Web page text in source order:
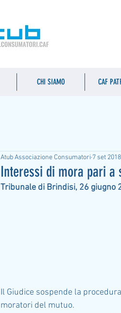
CHI SIAMO CAF
Interessi di mora pari a
Atub Associazione Consumatori 7 set 2018
Tribunale di Brindisi, 26 giugno
Il Giudice sospende la
moratori del mutuo.